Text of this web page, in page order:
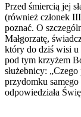
Przed śmiercią jej
(również członek
poznać. O
Małgorzatę,
który do dziś wisi
pod tym krzyżem
służebnicy:
przydomku
odpowiedziała